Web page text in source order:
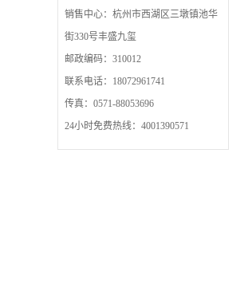
销售中心：杭州市西湖区三墩镇池华
街330号丰盛九玺
邮政编码：310012
联系电话：18072961741
传真：0571-88053696
24小时免费热线：4001390571